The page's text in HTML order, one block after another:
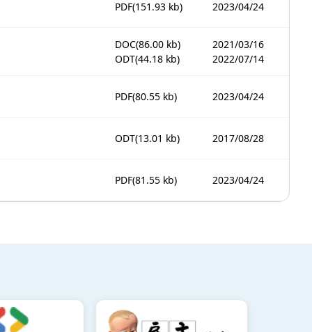
PDF(151.93 kb) 2023/04/24
DOC(86.00 kb)
ODT(44.18 kb)
2021/03/16
2022/07/14
PDF(80.55 kb) 2023/04/24
ODT(13.01 kb) 2017/08/28
PDF(81.55 kb) 2023/04/24